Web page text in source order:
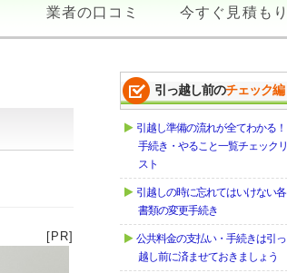
業者の口コミ 今すぐ見積もり
[PR]
引っ越し前のチェック編
引越し準備の流れが全てわかる！
手続き・やること一覧チェックリ
スト
引越しの時に忘れてはいけない各
書類の変更手続き
公共料金の支払い・手続きは引っ
越し前に済ませておきましょう